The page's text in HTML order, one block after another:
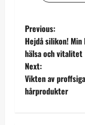
P
o
s
t
Previous:
Hejdå silikon!
hälsa och vitalitet
Next:
Vikten av proffsiga
hårprodukter